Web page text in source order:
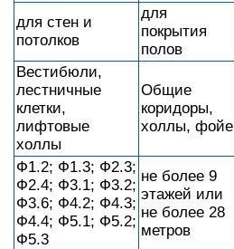
для стен и
потолков
для
покрытия
полов
Вестибюли,
лестничные
клетки,
лифтовые
холлы
Общие
коридоры,
холлы, фойе
Ф1.2; Ф1.3; Ф2.3;
Ф2.4; Ф3.1; Ф3.2;
Ф3.6; Ф4.2; Ф4.3;
Ф4.4; Ф5.1; Ф5.2;
Ф5.3
не более 9
этажей или
не более 28
метров